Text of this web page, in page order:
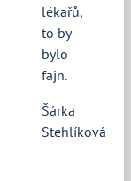
lékařů,
to by
bylo
fajn.
Šárka
Stehlíková